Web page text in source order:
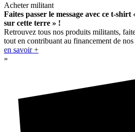
Acheter militant
Faites passer le message avec ce t-
sur cette terre » !
Retrouvez tous nos produits militants,
tout en contribuant au financement de
en savoir +
»